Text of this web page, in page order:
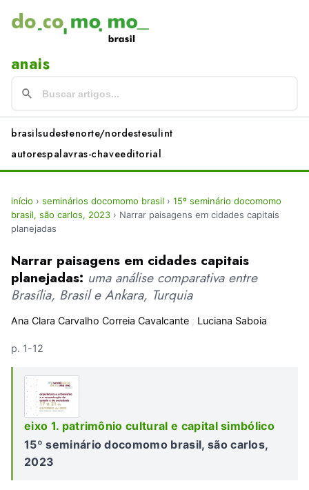
anais
brasilsudestenorte/nordestesulint
autorespalavras-chaveeditorial
início › seminários docomomo brasil › 15º seminário docomomo
brasil, são carlos, 2023 › Narrar paisagens em cidades capitais
planejadas
Narrar paisagens em cidades capitais
planejadas: uma análise comparativa entre
Brasília, Brasil e Ankara, Turquia
Ana Clara Carvalho Correia Cavalcante ; Luciana Saboia
p. 1-12
eixo 1. patrimônio cultural e capital simbólico
15º seminário docomomo brasil, são carlos,
2023